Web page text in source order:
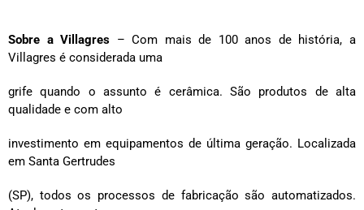
Sobre a Villagres – Com mais de 100 anos de história, a
Villagres é considerada uma
grife quando o assunto é cerâmica. São produtos de alta
qualidade e com alto
investimento em equipamentos de última geração. Localizada
em Santa Gertrudes
(SP), todos os processos de fabricação são automatizados.